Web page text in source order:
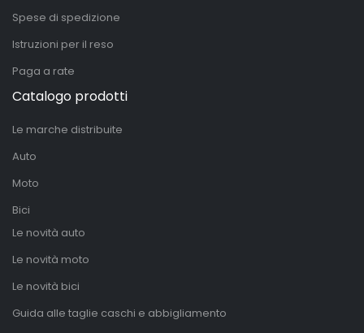
Spese di spedizione
Istruzioni per il reso
Paga a rate
Catalogo prodotti
Le marche distribuite
Auto
Moto
Bici
Le novità auto
Le novità moto
Le novità bici
Guida alle taglie caschi e abbigliamento